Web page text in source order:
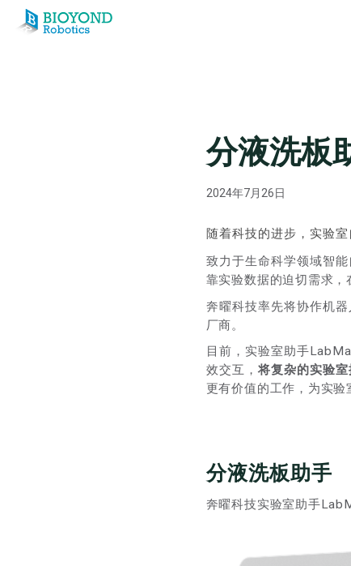
分液洗板
2024年7月26日
随着科技的进步，实验
致力于生命科学领域智
靠实验数据的迫切需求
奔曜科技率先将协作机
厂商。
目前，实验室助手
效交互， 将复杂的实验
更有价值的工作，为实
分液洗板助手
奔曜科技实验室助手